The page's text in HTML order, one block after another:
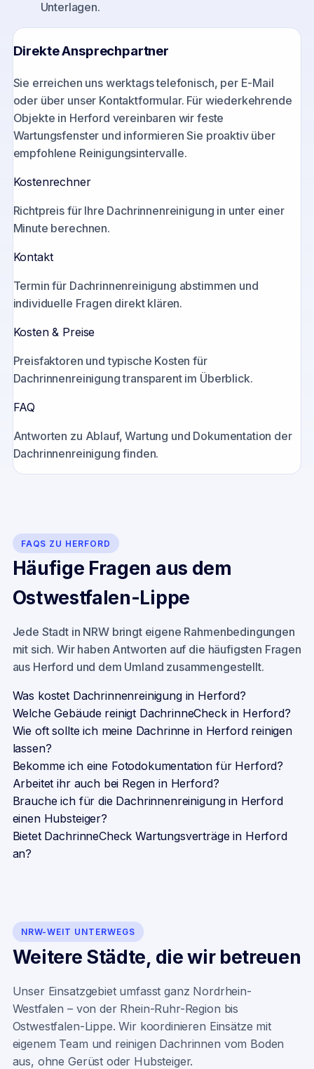
Unterlagen.
Direkte Ansprechpartner
Sie erreichen uns werktags telefonisch, per E-Mail
oder über unser Kontaktformular. Für wiederkehrende
Objekte in Herford vereinbaren wir feste
Wartungsfenster und informieren Sie proaktiv über
empfohlene Reinigungsintervalle.
Kostenrechner
Richtpreis für Ihre Dachrinnenreinigung in unter einer
Minute berechnen.
Kontakt
Termin für Dachrinnenreinigung abstimmen und
individuelle Fragen direkt klären.
Kosten & Preise
Preisfaktoren und typische Kosten für
Dachrinnenreinigung transparent im Überblick.
FAQ
Antworten zu Ablauf, Wartung und Dokumentation der
Dachrinnenreinigung finden.
FAQS ZU HERFORD
Häufige Fragen aus dem
Ostwestfalen-Lippe
Jede Stadt in NRW bringt eigene Rahmenbedingungen
mit sich. Wir haben Antworten auf die häufigsten Fragen
aus Herford und dem Umland zusammengestellt.
Was kostet Dachrinnenreinigung in Herford?
Welche Gebäude reinigt DachrinneCheck in Herford?
Wie oft sollte ich meine Dachrinne in Herford reinigen
lassen?
Bekomme ich eine Fotodokumentation für Herford?
Arbeitet ihr auch bei Regen in Herford?
Brauche ich für die Dachrinnenreinigung in Herford
einen Hubsteiger?
Bietet DachrinneCheck Wartungsverträge in Herford
an?
NRW-WEIT UNTERWEGS
Weitere Städte, die wir betreuen
Unser Einsatzgebiet umfasst ganz Nordrhein-
Westfalen – von der Rhein-Ruhr-Region bis
Ostwestfalen-Lippe. Wir koordinieren Einsätze mit
eigenem Team und reinigen Dachrinnen vom Boden
aus, ohne Gerüst oder Hubsteiger.